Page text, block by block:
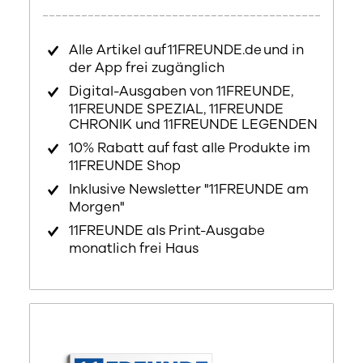
Alle Artikel auf 11FREUNDE.de und in
der App frei zugänglich
Digital-Ausgaben von 11FREUNDE,
11FREUNDE SPEZIAL, 11FREUNDE
CHRONIK und 11FREUNDE LEGENDEN
10% Rabatt auf fast alle Produkte im
11FREUNDE Shop
Inklusive Newsletter "11FREUNDE am
Morgen"
11FREUNDE als Print-Ausgabe
monatlich frei Haus